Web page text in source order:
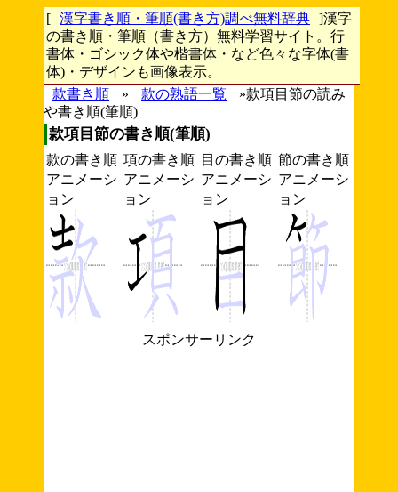
[ 漢字書き順・筆順(書き方)調べ無料辞典 ]漢字
の書き順・筆順（書き方）無料学習サイト。行
書体・ゴシック体や楷書体・など色々な字体(書
体)・デザインも画像表示。
款書き順
» 款の熟語一覧
»款項目節の読み
や書き順(筆順)
款項目節の書き順(筆順)
款の書き順
アニメーシ
ョン
項の書き順
アニメーシ
ョン
目の書き順
アニメーシ
ョン
節の書き順
アニメーシ
ョン
スポンサーリンク